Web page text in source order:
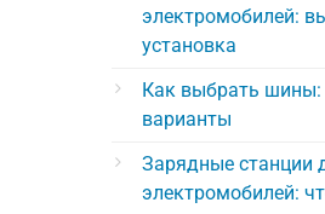
электромобилей:
установка
Как выбрать шины:
варианты
Зарядные станции
электромобилей: